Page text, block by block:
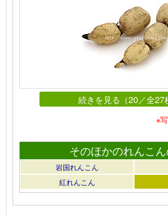
続きを見る（20／全27
※
そのほかのれんこ
岩国れんこん
紅れんこん